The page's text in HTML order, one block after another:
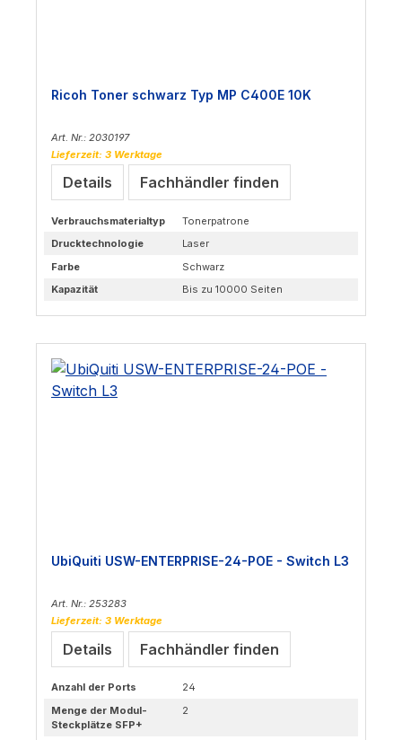
Ricoh Toner schwarz Typ MP C400E 10K
Art. Nr.: 2030197
Lieferzeit: 3 Werktage
Details Fachhändler finden
Verbrauchsmaterialtyp
Tonerpatrone
Drucktechnologie
Laser
Farbe
Schwarz
Kapazität
Bis zu 10000 Seiten
UbiQuiti USW-ENTERPRISE-24-POE - Switch L3
Art. Nr.: 253283
Lieferzeit: 3 Werktage
Details Fachhändler finden
Anzahl der Ports
24
Menge der Modul-
Steckplätze SFP+
2